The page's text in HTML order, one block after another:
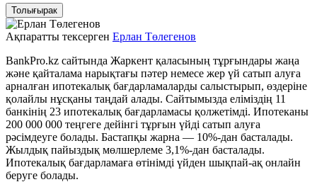
Толығырак
Ақпаратты тексерген Ерлан Төлегенов
BankPro.kz сайтында Жаркент қаласының тұрғындары жаңа
және қайталама нарықтағы пәтер немесе жер үй сатып алуға
арналған ипотекалық бағдарламаларды салыстырып, өздеріне
қолайлы нұсқаны таңдай алады. Сайтымызда еліміздің 11
банкінің 23 ипотекалық бағдарламасы қолжетімді. Ипотеканы
200 000 000 теңгеге дейінгі тұрғын үйді сатып алуға
рәсімдеуге болады. Бастапқы жарна — 10%-дан басталады.
Жылдық пайыздық мөлшерлеме 3,1%-дан басталады.
Ипотекалық бағдарламаға өтінімді үйден шықпай-ақ онлайн
беруге болады.